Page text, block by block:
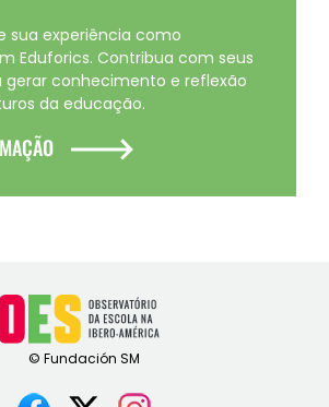
sua experiência como
Eduforics. Contribua com seus
gerar conhecimento e reflexão
da educação.